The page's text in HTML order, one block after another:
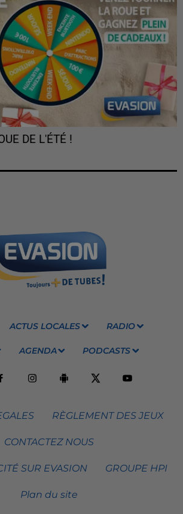
DE L'ÉTÉ !
ACTUS LOCALES RADIO
AGENDA PODCASTS
RÈGLEMENT DES JEUX
CONTACTEZ NOUS
SUR EVASION GROUPE HPI
Plan du site